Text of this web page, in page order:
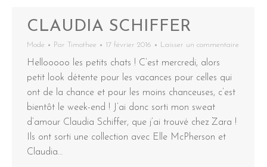
CLAUDIA SCHIFFER
Mode Par Timothee 17 février 2016 Laisser un commentaire
Hellooooo les petits chats ! C’est mercredi, alors
petit look détente pour les vacances pour celles qui
ont de la chance et pour les moins chanceuses, c’est
bientôt le week-end ! J’ai donc sorti mon sweat
d’amour Claudia Schiffer, que j’ai trouvé chez Zara !
Ils ont sorti une collection avec Elle McPherson et
Claudia…